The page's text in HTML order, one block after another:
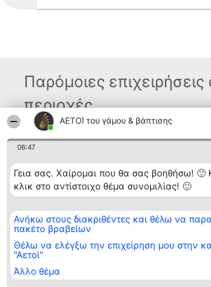
ΑΕΤΟΊ του γάμου & βάπτισης
06:47
Γεια σας. Χαίρομαι που θα σας βοηθήσω! 🙂
κλικ στο αντίστοιχο θέμα συνομιλίας! 🙂
Ανήκω στους διακριθέντες και θέλω να
πακέτο βραβείων
Θέλω να ελέγξω την επιχείρηση μου στην
"Αετοί"
Άλλο θέμα
Παρόμοιες
περιοχές
Διοργανωτής της
BEAUTIFUL COMPANY
Μονοπρόσωπη ΙΚΕ
ΤΗΛ. ΕΠΙΚΟΙΝΩΝΙΑΣ:
email:
aetoi@beautifulcompany.co
Λίστα όλων
διακριθέντων
Όροι &
προϋποθέσεις
ΑΠΟΡΡΗΤΟΥ